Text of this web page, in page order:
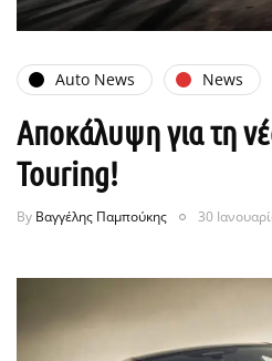
Auto News News
Αποκάλυψη για τη
Touring!
By Βαγγέλης Παμπούκης 30